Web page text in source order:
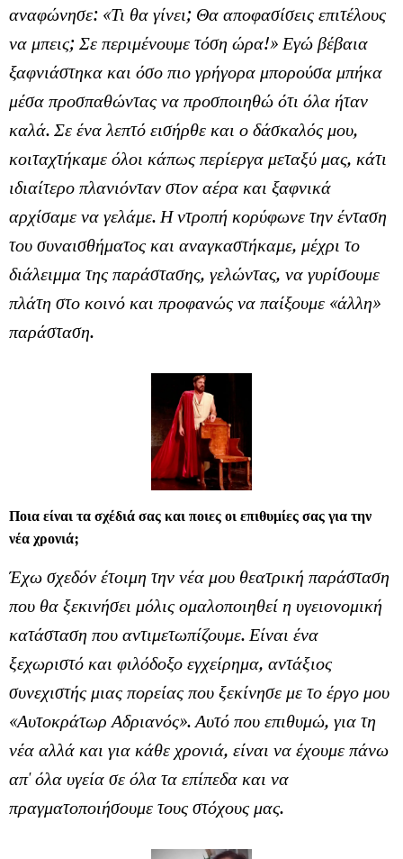
αναφώνησε: «Τι θα γίνει; Θα αποφασίσεις επιτέλους
να μπεις; Σε περιμένουμε τόση ώρα!» Εγώ βέβαια
ξαφνιάστηκα και όσο πιο γρήγορα μπορούσα μπήκα
μέσα προσπαθώντας να προσποιηθώ ότι όλα ήταν
καλά. Σε ένα λεπτό εισήρθε και ο δάσκαλός μου,
κοιταχτήκαμε όλοι κάπως περίεργα μεταξύ μας, κάτι
ιδιαίτερο πλανιόνταν στον αέρα και ξαφνικά
αρχίσαμε να γελάμε. Η ντροπή κορύφωνε την ένταση
του συναισθήματος και αναγκαστήκαμε, μέχρι το
διάλειμμα της παράστασης, γελώντας, να γυρίσουμε
πλάτη στο κοινό και προφανώς να παίξουμε «άλλη»
παράσταση.
Ποια είναι τα σχέδιά σας και ποιες οι επιθυμίες σας για την
νέα χρονιά;
Έχω σχεδόν έτοιμη την νέα μου θεατρική παράσταση
που θα ξεκινήσει μόλις ομαλοποιηθεί η υγειονομική
κατάσταση που αντιμετωπίζουμε. Είναι ένα
ξεχωριστό και φιλόδοξο εγχείρημα, αντάξιος
συνεχιστής μιας πορείας που ξεκίνησε με το έργο μου
«Αυτοκράτωρ Αδριανός». Αυτό που επιθυμώ, για τη
νέα αλλά και για κάθε χρονιά, είναι να έχουμε πάνω
απ' όλα υγεία σε όλα τα επίπεδα και να
πραγματοποιήσουμε τους στόχους μας.